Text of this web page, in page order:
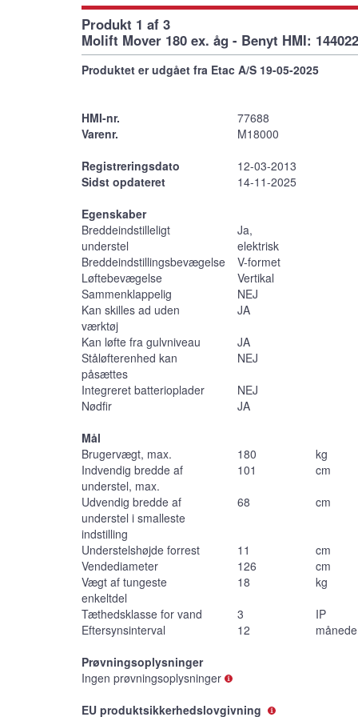
Produkt 1 af 3
Molift Mover 180 ex. åg - Benyt HMI: 144022
Produktet er udgået fra Etac A/S 19-05-2025
HMI-nr.
77688
Varenr.
M18000
Registreringsdato
12-03-2013
Sidst opdateret
14-11-2025
Egenskaber
Breddeindstilleligt
understel
Ja,
elektrisk
Breddeindstillingsbevægelse
V-formet
Løftebevægelse
Vertikal
Sammenklappelig
NEJ
Kan skilles ad uden
værktøj
JA
Kan løfte fra gulvniveau
JA
Ståløfterenhed kan
påsættes
NEJ
Integreret batterioplader
NEJ
Nødfir
JA
Mål
Brugervægt, max.
180
kg
Indvendig bredde af
understel, max.
101
cm
Udvendig bredde af
understel i smalleste
indstilling
68 cm
Understelshøjde forrest 11
cm
Vendediameter
126
cm
Vægt af tungeste
enkeltdel
18
kg
Tæthedsklasse for vand
3
IP
Eftersynsinterval
12
Prøvningsoplysninger
Ingen prøvningsoplysninger
EU produktsikkerhedslovgivning